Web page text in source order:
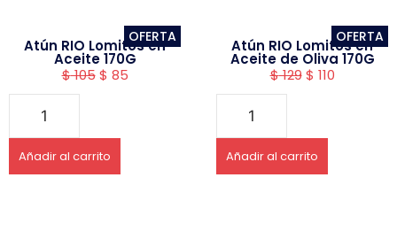
OFERTA
Atún RIO Lomitos en
Aceite 170G
$105 $ 85
Añadir al carrito
OFERTA
Atún RIO Lomitos en
Aceite de Oliva 170G
$129 $ 110
Añadir al carrito